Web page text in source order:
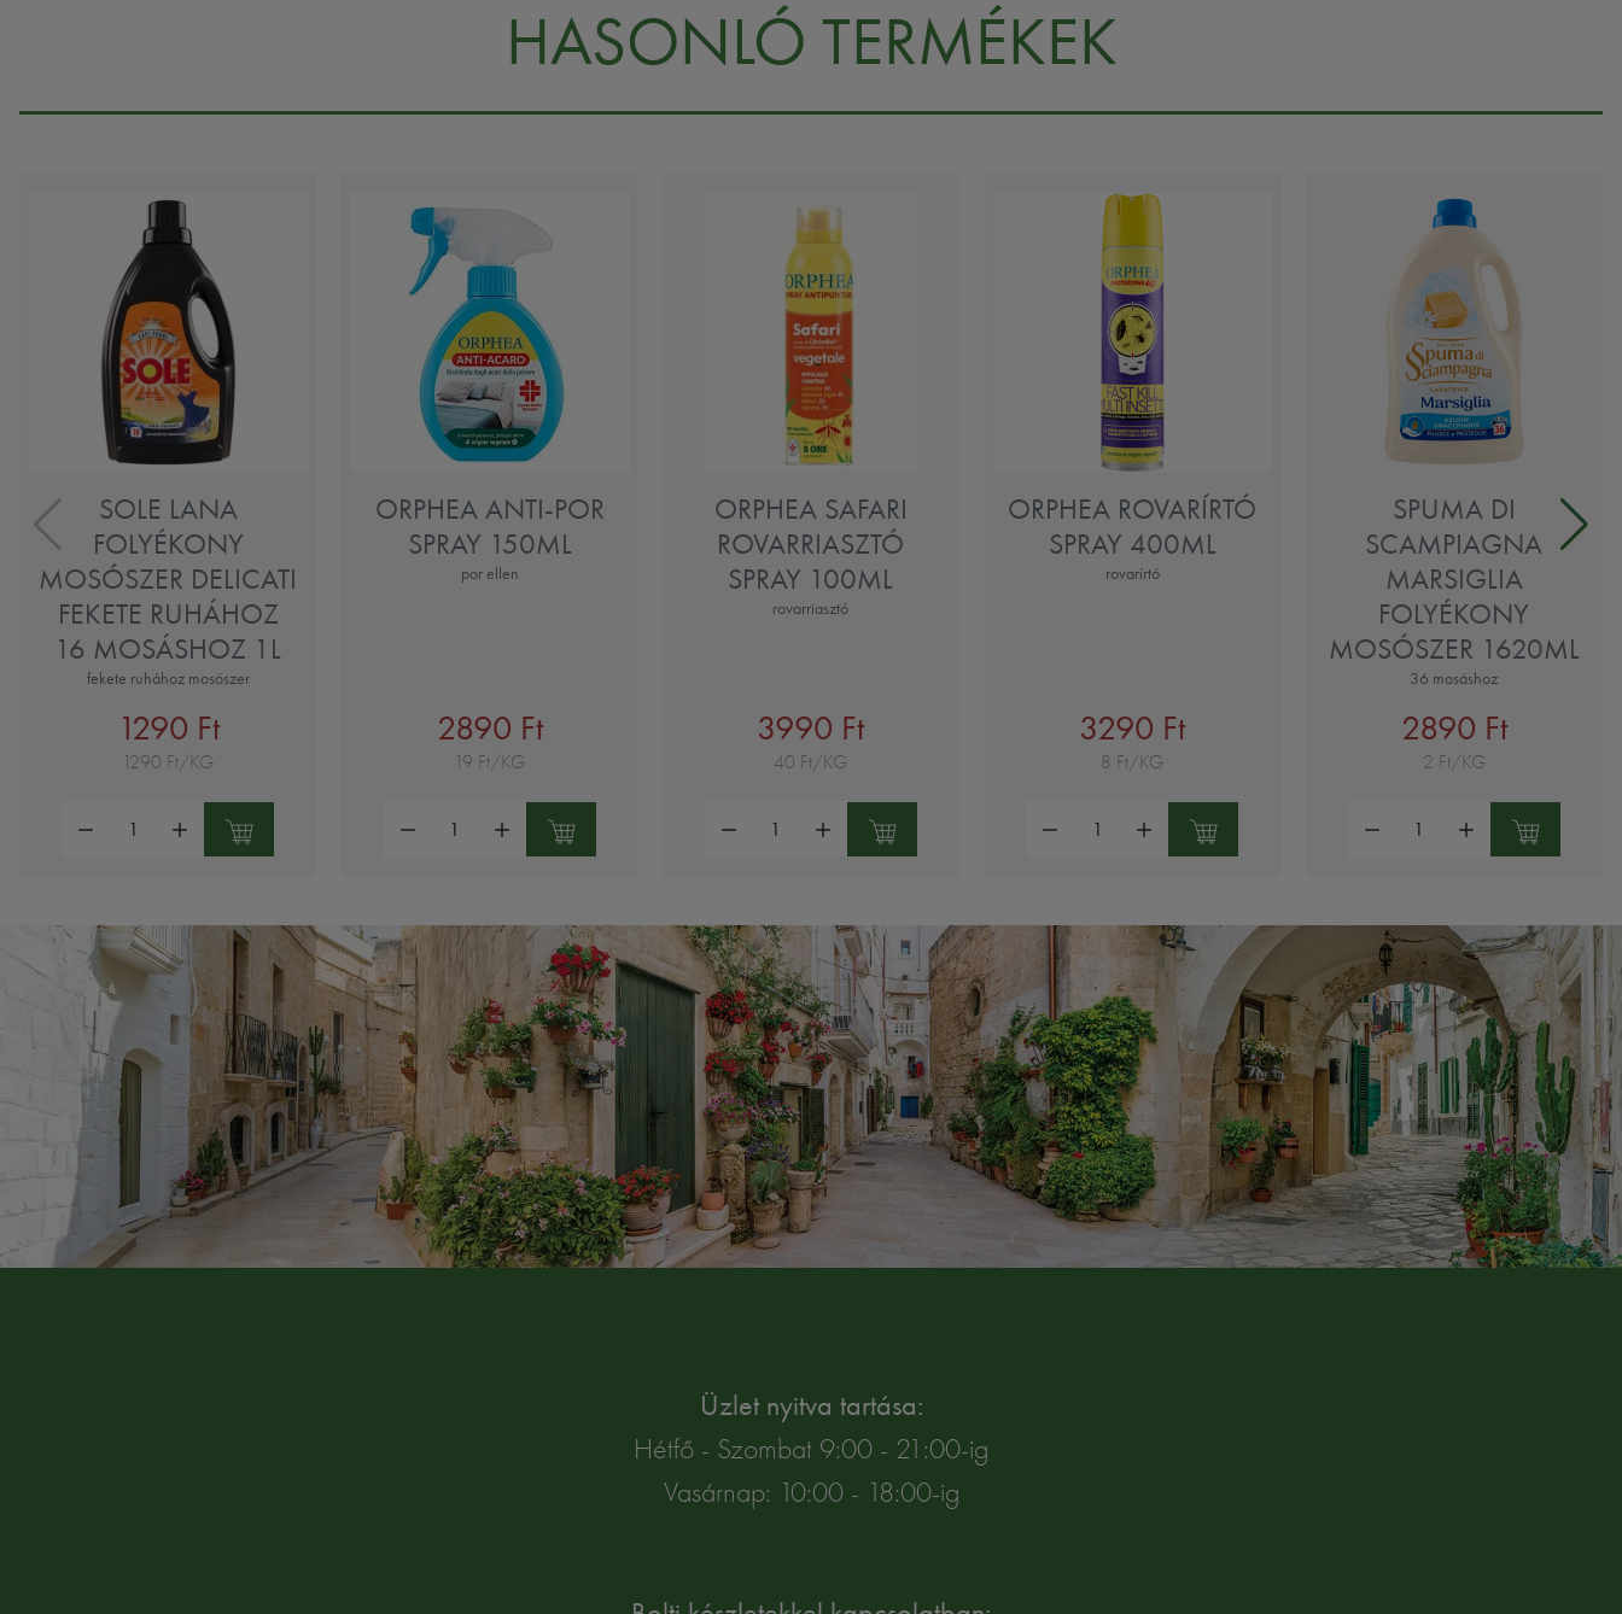
HASONLÓ TERMÉKEK
SOLE LANA
FOLYÉKONY
MOSÓSZER DELICATI
FEKETE RUHÁHOZ
16 MOSÁSHOZ 1L
fekete ruhához mosószer
1290 Ft
1290 Ft/KG
ORPHEA ANTI-POR
SPRAY 150ML
por ellen
2890 Ft
19 Ft/KG
ORPHEA SAFARI
ROVARRIASZTÓ
SPRAY 100ML
rovarriasztó
3990 Ft
40 Ft/KG
ORPHEA ROVARÍRTÓ
SPRAY 400ML
rovarírtó
3290 Ft
8 Ft/KG
SPUMA DI
SCAMPIAGNA
MARSIGLIA
FOLYÉKONY
MOSÓSZER 1620ML
36 mosáshoz
2890 Ft
2 Ft/KG
Üzlet nyitva tartása:
Hétfő - Szombat 9:00 - 21:00-ig
Vasárnap: 10:00 - 18:00-ig